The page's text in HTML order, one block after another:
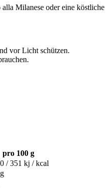
Milanese oder eine köstliche
vor Licht schützen.
pro 100 g
/ 351 kj / kcal